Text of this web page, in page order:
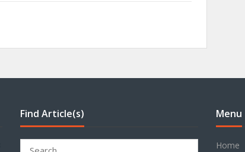
Find Article(s) Menu
Home